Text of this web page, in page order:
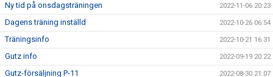
Ny tid på onsdagsträningen 2022-11-06 20:23
Dagens träning inställd 2022-10-26 06:54
Träningsinfo 2022-10-21 16:31
Gutz info 2022-09-19 20:22
Gutz-försäljning P-11 2022-08-30 21:07